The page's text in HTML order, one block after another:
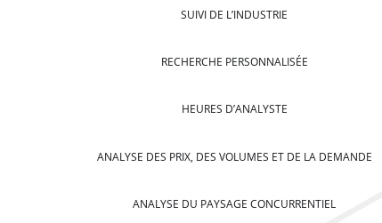
SUIVI DE L’INDUSTRIE
RECHERCHE PERSONNALISÉE
HEURES D’ANALYSTE
ANALYSE DES PRIX, DES VOLUMES ET DE LA DEMANDE
ANALYSE DU PAYSAGE CONCURRENTIEL